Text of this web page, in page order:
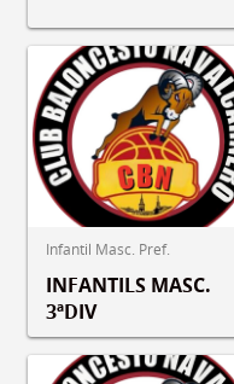
Infantil Masc. Pref.
INFANTILS MASC.
3ªDIV